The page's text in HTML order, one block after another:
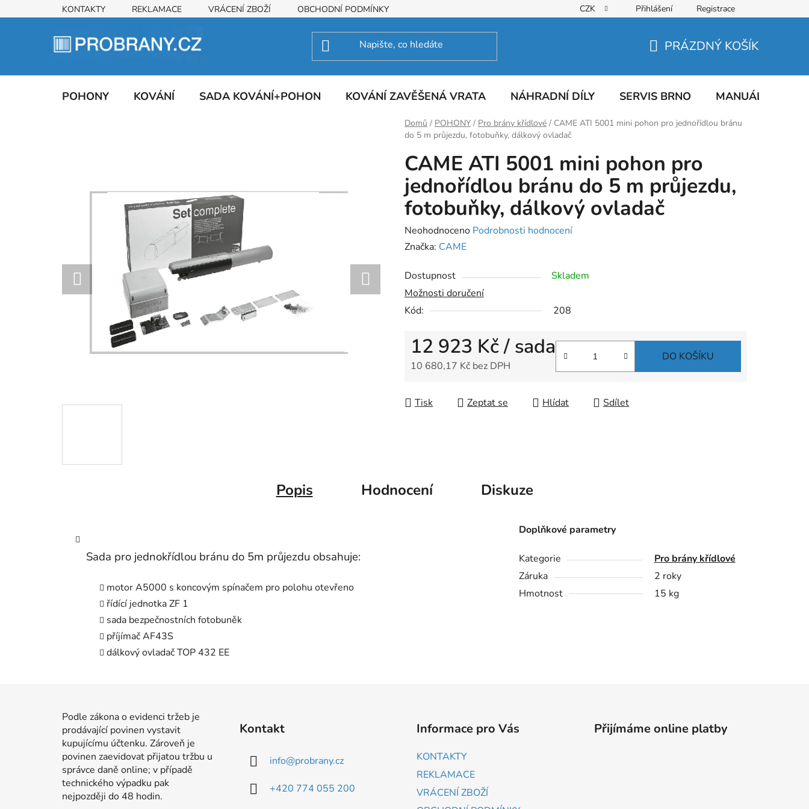
na
KONTAKTY REKLAMACE VRÁCENÍ ZBOŽÍ OBCHODNÍ PODMÍNKY CZK Přihlášení Registrace
KOŠÍK
PRÁZDNÝ KOŠÍK
POHONY KOVÁNÍ SADA KOVÁNÍ+POHON KOVÁNÍ ZAVĚŠENÁ VRATA NÁHRADNÍ DÍLY SERVIS BRNO MANUÁLY
Domů / POHONY / Pro brány křídlové / CAME ATI 5001 mini pohon pro jednořídlou bránu
do 5 m průjezdu, fotobuňky, dálkový ovladač
CAME ATI 5001 mini pohon pro
jednořídlou bránu do 5 m průjezdu,
fotobuňky, dálkový ovladač
Průměrné
hodnocení
je
0,0
z
hvězdiček.
Neohodnoceno Podrobnosti hodnocení
Značka: CAME
Dostupnost
Skladem
Možnosti doručení
Kód:
208
12 923 Kč/ sada
10 680,17 Kč bez DPH
DO KOŠÍKU
Tisk Zeptat se Hlídat Sdílet
Popis Hodnocení Diskuze
Sada pro jednokřídlou bránu do 5m průjezdu obsahuje:
motor A5000 s koncovým spínačem pro polohu otevřeno
řídící jednotka ZF 1
sada bezpečnostních fotobuněk
příjímač AF43S
dálkový ovladač TOP 432 EE
Doplňkové parametry
Kategorie
Pro brány křídlové
Záruka
2 roky
Hmotnost
15 kg
Podle zákona o evidenci tržeb je
prodávající povinen vystavit
kupujícímu účtenku. Zároveň je
povinen zaevidovat přijatou tržbu u
správce daně online; v případě
technického výpadku pak
nejpozději do 48 hodin.
Kontakt
info@probrany.cz
+420 774 055 200
Informace pro Vás
KONTAKTY
REKLAMACE
VRÁCENÍ ZBOŽÍ
Přijímáme online platby